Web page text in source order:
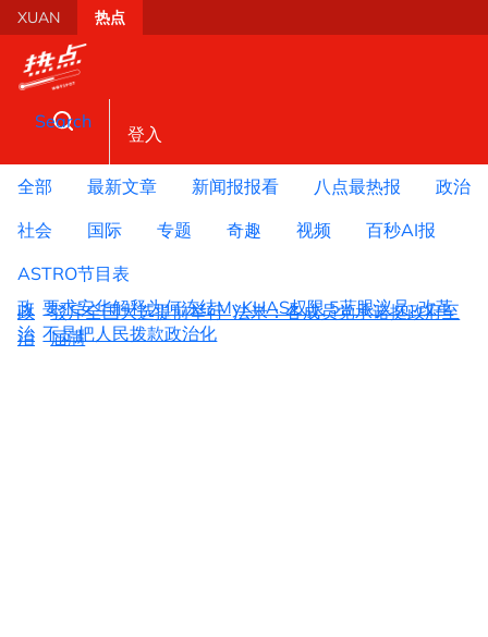
Skip to main content
XUAN 热点
Search
登入
全部 最新文章 新闻报报看 八点最热报
政治
社会
国际 专题 奇趣 视频
百秒AI报
ASTRO节目表
政
治
要求安华解释为何冻结MyKHAS权限 5蓝眼议员: 改革
不是把人民拨款政治化
政
治
驳斥全国大选提前举行 法米：各成员党承诺挺政府至
届满